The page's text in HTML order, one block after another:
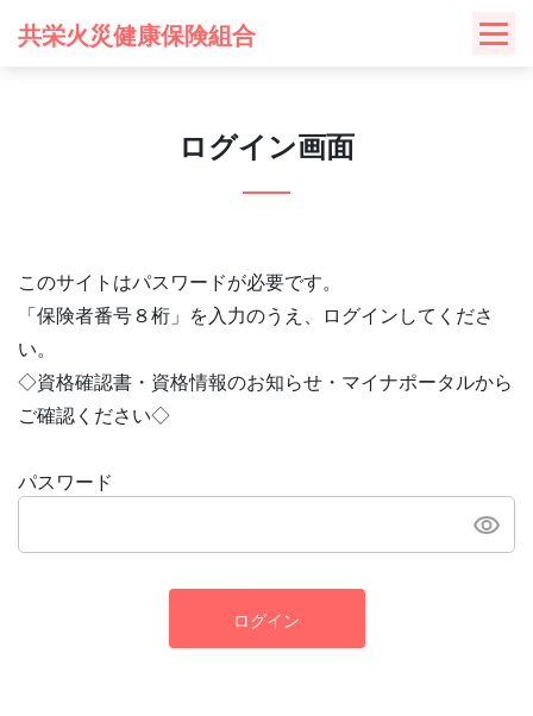
共栄火災健康保険組合
ログイン画面
このサイトはパスワードが必要です。
「保険者番号８桁」を入力のうえ、ログインしてくださ
い。
◇資格確認書・資格情報のお知らせ・マイナポータルから
ご確認ください◇
パスワード
ログイン